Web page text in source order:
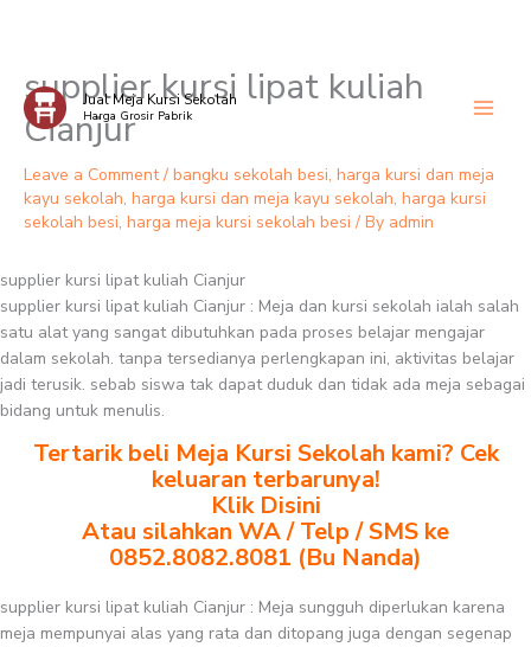
Skip
content
Jual Meja Kursi Sekolah
Harga Grosir Pabrik
supplier kursi lipat kuliah
Cianjur
Leave a Comment / bangku sekolah besi, harga kursi dan meja
kayu sekolah, harga kursi dan meja kayu sekolah, harga kursi
sekolah besi, harga meja kursi sekolah besi / By admin
supplier kursi lipat kuliah Cianjur
supplier kursi lipat kuliah Cianjur : Meja dan kursi sekolah ialah salah
satu alat yang sangat dibutuhkan pada proses belajar mengajar
dalam sekolah. tanpa tersedianya perlengkapan ini, aktivitas belajar
jadi terusik. sebab siswa tak dapat duduk dan tidak ada meja sebagai
bidang untuk menulis.
Tertarik beli Meja Kursi Sekolah kami? Cek
keluaran terbarunya!
Klik Disini
Atau silahkan WA / Telp / SMS ke
0852.8082.8081 (Bu Nanda)
supplier kursi lipat kuliah Cianjur : Meja sungguh diperlukan karena
meja mempunyai alas yang rata dan ditopang juga dengan segenap